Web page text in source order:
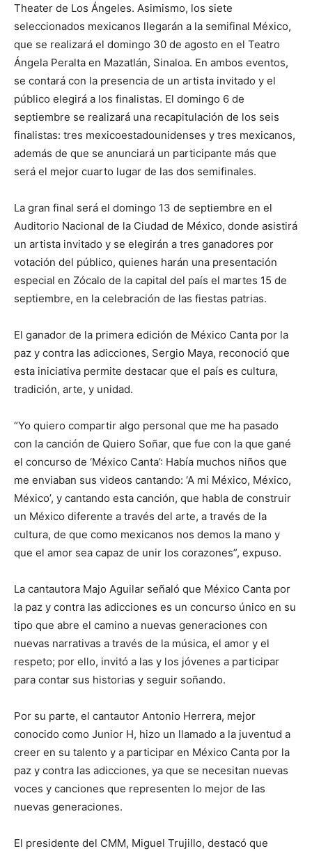
Theater de Los Ángeles. Asimismo, los siete
seleccionados mexicanos llegarán a la semifinal México,
que se realizará el domingo 30 de agosto en el Teatro
Ángela Peralta en Mazatlán, Sinaloa. En ambos eventos,
se contará con la presencia de un artista invitado y el
público elegirá a los finalistas. El domingo 6 de
septiembre se realizará una recapitulación de los seis
finalistas: tres mexicoestadounidenses y tres mexicanos,
además de que se anunciará un participante más que
será el mejor cuarto lugar de las dos semifinales.
La gran final será el domingo 13 de septiembre en el
Auditorio Nacional de la Ciudad de México, donde asistirá
un artista invitado y se elegirán a tres ganadores por
votación del público, quienes harán una presentación
especial en Zócalo de la capital del país el martes 15 de
septiembre, en la celebración de las fiestas patrias.
El ganador de la primera edición de México Canta por la
paz y contra las adicciones, Sergio Maya, reconoció que
esta iniciativa permite destacar que el país es cultura,
tradición, arte, y unidad.
“Yo quiero compartir algo personal que me ha pasado
con la canción de Quiero Soñar, que fue con la que gané
el concurso de ‘México Canta’: Había muchos niños que
me enviaban sus videos cantando: ‘A mi México, México,
México’, y cantando esta canción, que habla de construir
un México diferente a través del arte, a través de la
cultura, de que como mexicanos nos demos la mano y
que el amor sea capaz de unir los corazones”, expuso.
La cantautora Majo Aguilar señaló que México Canta por
la paz y contra las adicciones es un concurso único en su
tipo que abre el camino a nuevas generaciones con
nuevas narrativas a través de la música, el amor y el
respeto; por ello, invitó a las y los jóvenes a participar
para contar sus historias y seguir soñando.
Por su parte, el cantautor Antonio Herrera, mejor
conocido como Junior H, hizo un llamado a la juventud a
creer en su talento y a participar en México Canta por la
paz y contra las adicciones, ya que se necesitan nuevas
voces y canciones que representen lo mejor de las
nuevas generaciones.
El presidente del CMM, Miguel Trujillo, destacó que